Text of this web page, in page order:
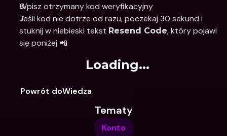
Wpisz otrzymany kod weryfikacyjny
Jeśli kod nie dotrze od razu, poczekaj 30 sekund i
stuknij w niebieski tekst Resend Code, który pojawi
się poniżej 📲
Loading...
Powrót doWiedza
Tematy
Konto